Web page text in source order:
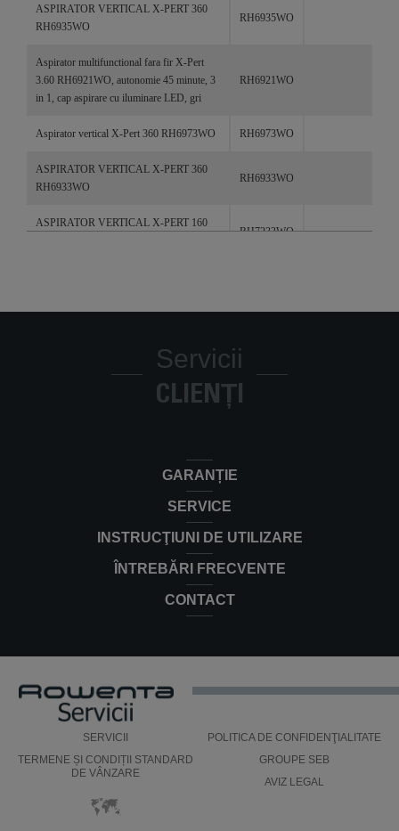
ASPIRATOR VERTICAL X-PERT 360
RH6935WO
RH6935WO
Aspirator multifunctional fara fir X-Pert
3.60 RH6921WO, autonomie 45 minute, 3
in 1, cap aspirare cu iluminare LED, gri
RH6921WO
Aspirator vertical X-Pert 360 RH6973WO RH6973WO
ASPIRATOR VERTICAL X-PERT 360
RH6933WO
RH6933WO
ASPIRATOR VERTICAL X-PERT 160
RH7233WO
Servicii
CLIENȚI
GARANȚIE
SERVICE
INSTRUCŢIUNI DE UTILIZARE
ÎNTREBĂRI FRECVENTE
CONTACT
SERVICII
POLITICA DE CONFIDENŢIALITATE
TERMENE ȘI CONDIȚII STANDARD
DE VÂNZARE
GROUPE SEB
AVIZ LEGAL